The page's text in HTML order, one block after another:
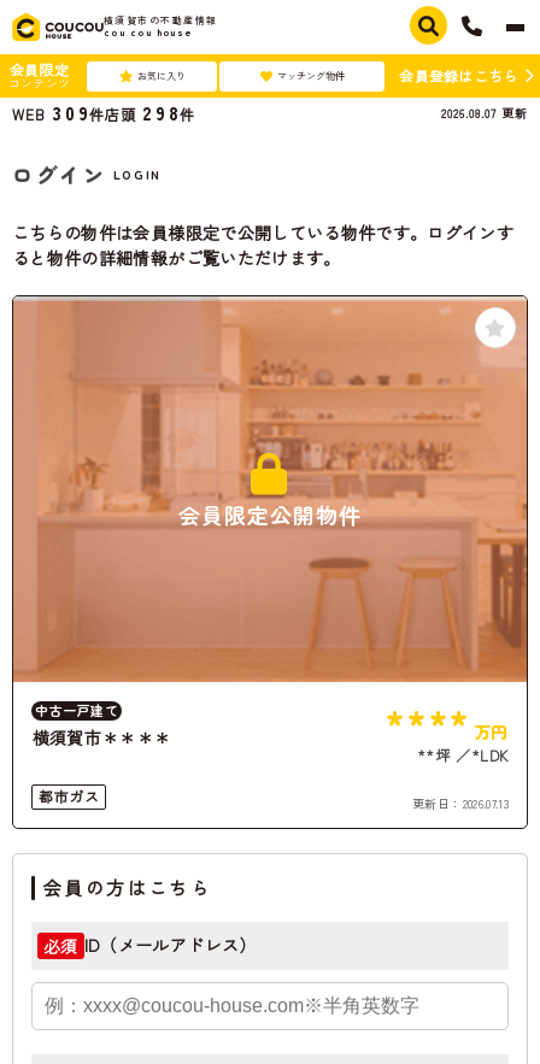
横須賀市の不動産情報
cou cou house
会員限定
コンテンツ お気に入り マッチング物件
会員登録はこちら
WEB 309件店頭 298件 2026.08.07 更新
ログイン LOGIN
こちらの物件は会員様限定で公開している物件です。ログインす
ると物件の詳細情報がご覧いただけます。
会員限定公開物件
中古一戸建て
横須賀市＊＊＊＊ **** 万円
**坪
*LDK
都市ガス
更新日： 2026.07.13
会員の方はこちら
必須 ID（メールアドレス）